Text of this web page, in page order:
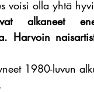
voisi olla yhtä
alkaneet
Harvoin
1980-luvun